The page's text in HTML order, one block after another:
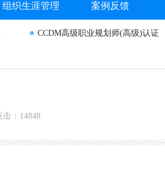
组织生涯管理 案例反馈
CCDM高级职业规划师(高级)认证
击：14848